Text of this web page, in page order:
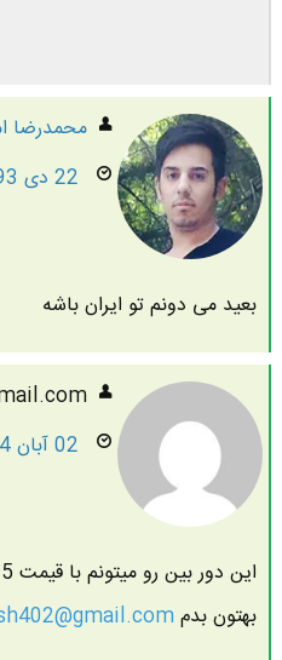
محمدرضا
22 دی 1393
بعید می دونم تو ایران باشه
02 آبان 1394
بهتون بدم